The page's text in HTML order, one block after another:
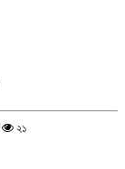
২১